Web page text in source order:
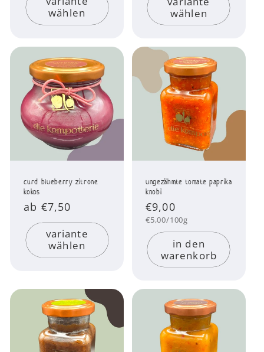
wählen
wählen
curd blueberry zitrone
kokos
Normaler
Preis
ab €7,50
variante
wählen
ungezähmte tomate paprika
knobi
Normaler
Preis
€9,00
Grundpreis
€5,00/100g
in den
warenkorb